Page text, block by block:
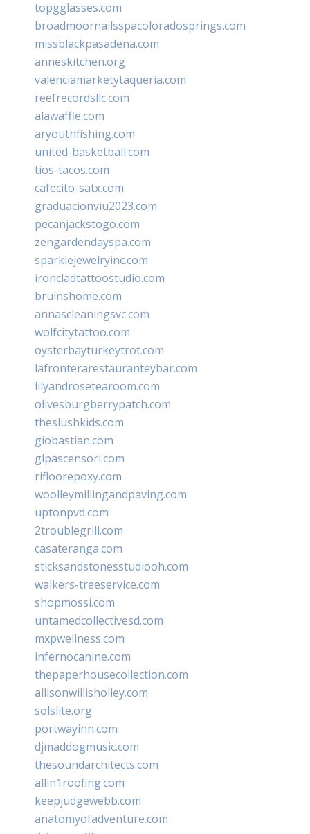
topgglasses.com
broadmoornailsspacoloradosprings.com
missblackpasadena.com
anneskitchen.org
valenciamarketytaqueria.com
reefrecordsllc.com
alawaffle.com
aryouthfishing.com
united-basketball.com
tios-tacos.com
cafecito-satx.com
graduacionviu2023.com
pecanjackstogo.com
zengardendayspa.com
sparklejewelryinc.com
ironcladtattoostudio.com
bruinshome.com
annascleaningsvc.com
wolfcitytattoo.com
oysterbayturkeytrot.com
lafronterarestauranteybar.com
lilyandrosetearoom.com
olivesburgberrypatch.com
theslushkids.com
giobastian.com
glpascensori.com
rifloorepoxy.com
woolleymillingandpaving.com
uptonpvd.com
2troublegrill.com
casateranga.com
sticksandstonesstudiooh.com
walkers-treeservice.com
shopmossi.com
untamedcollectivesd.com
mxpwellness.com
infernocanine.com
thepaperhousecollection.com
allisonwillisholley.com
solslite.org
portwayinn.com
djmaddogmusic.com
thesoundarchitects.com
allin1roofing.com
keepjudgewebb.com
anatomyofadventure.com